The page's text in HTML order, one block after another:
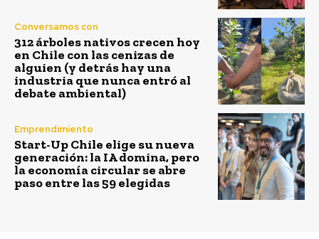
Conversamos con
312 árboles nativos crecen hoy
en Chile con las cenizas de
alguien (y detrás hay una
industria que nunca entró al
debate ambiental)
Emprendimiento
Start-Up Chile elige su nueva
generación: la IA domina, pero
la economía circular se abre
paso entre las 59 elegidas